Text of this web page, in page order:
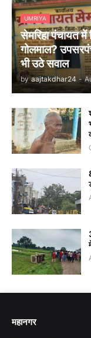
UMRIYA
सेमरिहा पंचायत में
गोलमाल?
भी उठे सवाल
by aajtakdhar24 -
महानगर